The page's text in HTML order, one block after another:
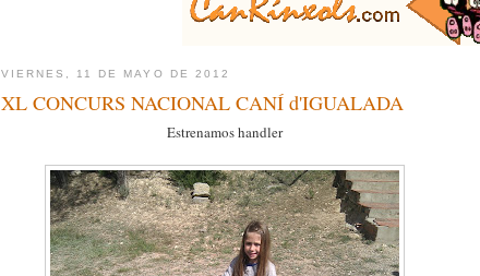
VIERNES, 11 DE MAYO DE 2012
XL CONCURS NACIONAL CANÍ d'IGUALADA
Estrenamos handler